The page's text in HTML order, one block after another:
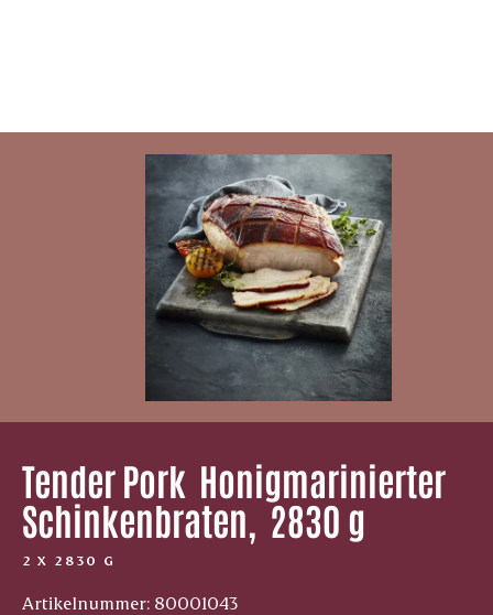
Tender Pork ­ Honigmarinierter
Schinkenbraten, ­ 2830 g
2 X 2830 G
Artikelnummer: 80001043